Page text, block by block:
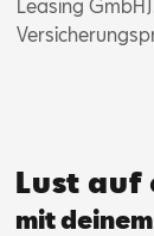
Leasing
Lust
mit deinem